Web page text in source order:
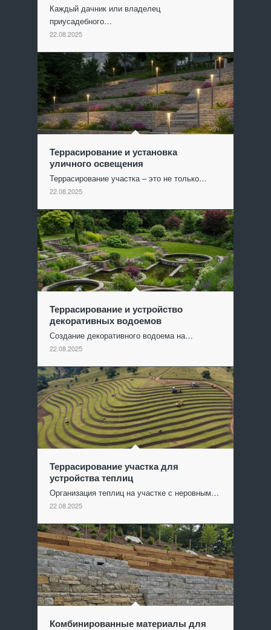
Каждый дачник или владелец
приусадебного…
22.08.2025
Террасирование и установка
уличного освещения
Террасирование участка – это не только…
22.08.2025
Террасирование и устройство
декоративных водоемов
Создание декоративного водоема на…
22.08.2025
Террасирование участка для
устройства теплиц
Организация теплиц на участке с неровным…
22.08.2025
Комбинированные материалы для